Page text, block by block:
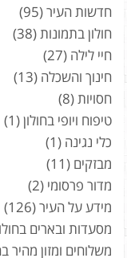
חדשות העיר(95)
חולון בתמונות (38)
חיי לילה (27)
חינוך והשכלה (13)
חסויות (8)
טיפוח ויופי בחולון(1)
כלי נגינה (1)
מבזקים (11)
מדור פרסומי (2)
מידע על העיר(126)
מסעדות ובארים
משלוחים ומזון מהיר